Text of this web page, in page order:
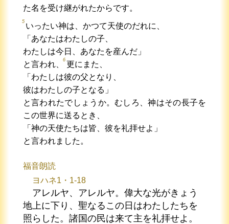
た名を受け継がれたからです。
5
いったい神は、かつて天使のだれに、
「あなたはわたしの子、
わたしは今日、あなたを産んだ」
と言われ、
6
更にまた、
「わたしは彼の父となり、
彼はわたしの子となる」
と言われたでしょうか。むしろ、神はその長子を
この世界に送るとき、
「神の天使たちは皆、彼を礼拝せよ」
と言われました。
福音朗読
ヨハネ1・1-18
アレルヤ、アレルヤ。偉大な光がきょう
地上に下り、聖なるこの日はわたしたちを
照らした。諸国の民は来て主を礼拝せよ。